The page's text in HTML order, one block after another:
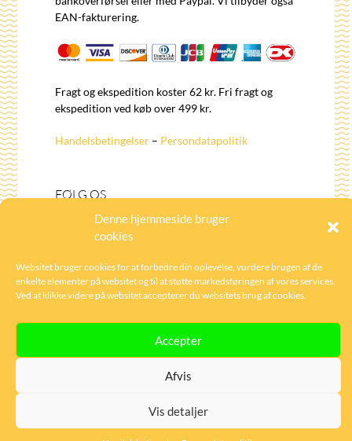
Denne hjemmeside bruger
cookies
Websitet bruger cookies for at forbedre din oplevelse, vurdere brugen af de
enkelte elementer på websitet og til at støtte markedsføringen af vores services.
Ved at klikke videre på websitet accepterer du websitets brug af cookies.
Accepter
Afvis
Vis detaljer
EAN-fakturering.
Fragt og ekspedition koster 62 kr. Fri fragt og
ekspedition ved køb over 499 kr.
Handelsbetingelser – Persondatapolitik
FØLG OS
Tilmeld dig til vores nyhedsbrev for at få de